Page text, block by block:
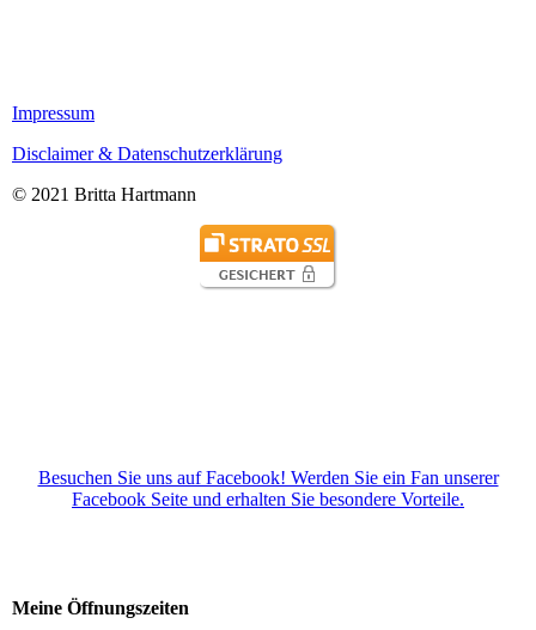
Impressum
Disclaimer & Datenschutzerklärung
© 2021 Britta Hartmann
Besuchen Sie uns auf Facebook! Werden Sie ein Fan unserer
Facebook Seite und erhalten Sie besondere Vorteile.
Meine Öffnungszeiten